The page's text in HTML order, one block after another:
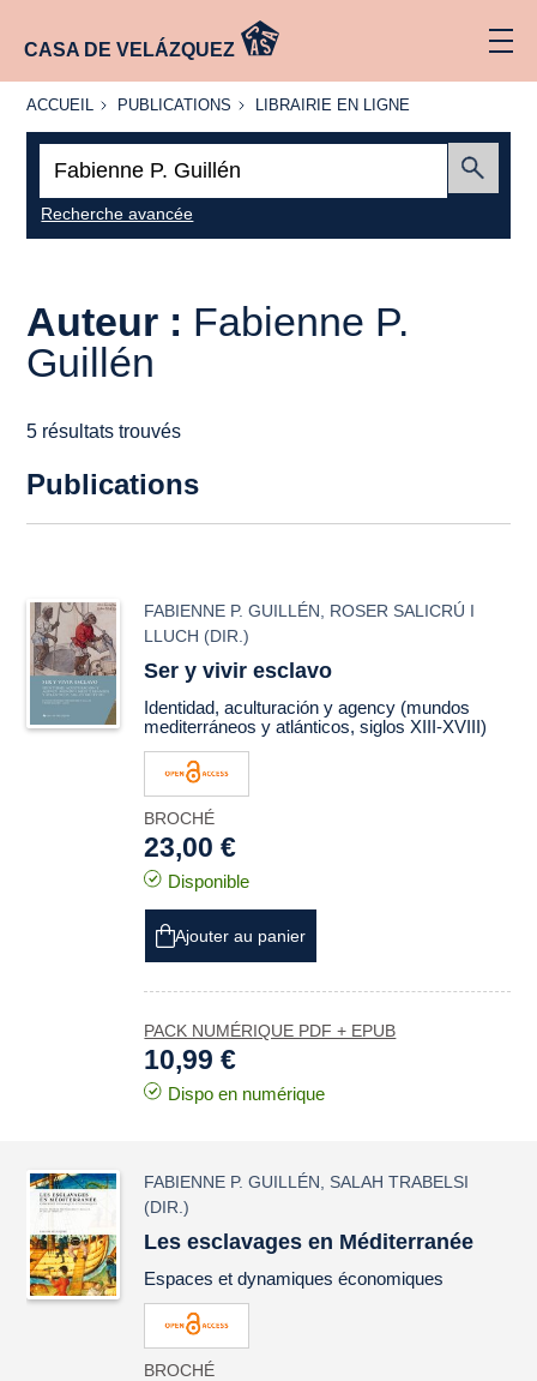
CASA DE VELÁZQUEZ
ACCUEIL
ACCUEIL PUBLICATIONS
PUBLICATIONS
LIBRAIRIE
LIBRAIRIE EN LIGNE
Recherche avancée
Auteur : Fabienne P.
Guillén
5 résultats trouvés
Publications
FABIENNE P. GUILLÉN
ROSER SALICRÚ I
LLUCH (DIR.)
Ser y vivir esclavo
Identidad, aculturación yagency (mundos
mediterráneos y atlánticos, siglos XIII-XVIII)
BROCHÉ
23,00 €
Disponible
Ajouter au panier
PACK NUMÉRIQUE PDF + EPUB
10,99 €
Dispo en numérique
FABIENNE P. GUILLÉN
SALAH TRABELSI
(DIR.)
Les esclavages en Méditerranée
Espaces et dynamiques économiques
BROCHÉ